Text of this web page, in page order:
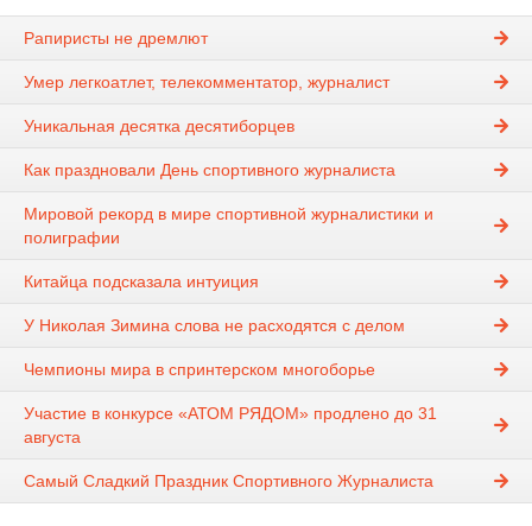
Рапиристы не дремлют
Умер легкоатлет, телекомментатор, журналист
Уникальная десятка десятиборцев
Как праздновали День спортивного журналиста
Мировой рекорд в мире спортивной журналистики и
полиграфии
Китайца подсказала интуиция
У Николая Зимина слова не расходятся с делом
Чемпионы мира в спринтерском многоборье
Участие в конкурсе «АТОМ РЯДОМ» продлено до 31
августа
Самый Сладкий Праздник Спортивного Журналиста